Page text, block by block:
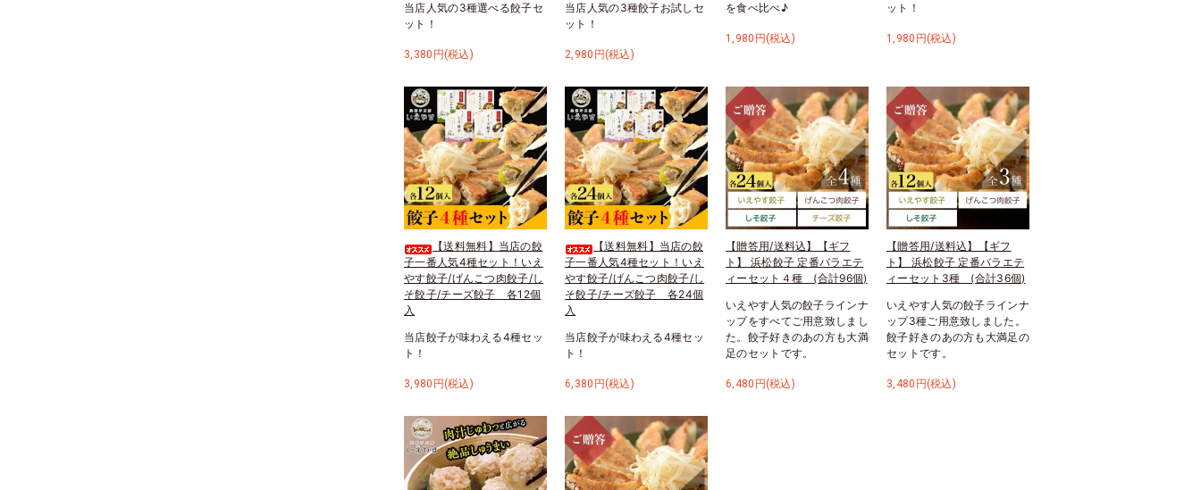
当店人気の3種選べる餃子セ
ット！
3,380円(税込)
当店人気の3種餃子お試しセ
ット！
2,980円(税込)
を食べ比べ♪
1,980円(税込)
ット！
1,980円(税込)
【送料無料】当店の餃
子一番人気4種セット！いえ
やす餃子/げんこつ肉餃子/し
そ餃子/チーズ餃子 各12個
入
当店餃子が味わえる4種セッ
ト！
3,980円(税込)
【送料無料】当店の餃
子一番人気4種セット！いえ
やす餃子/げんこつ肉餃子/し
そ餃子/チーズ餃子 各24個
入
当店餃子が味わえる4種セッ
ト！
6,380円(税込)
【贈答用/送料込】【ギフ
ト】 浜松餃子 定番バラエテ
ィーセット４種 (合計96個)
いえやす人気の餃子ラインナ
ップをすべてご用意致しまし
た。餃子好きのあの方も大満
足のセットです。
6,480円(税込)
【贈答用/送料込】【ギフ
ト】 浜松餃子 定番バラエテ
ィーセット3種 (合計36個)
いえやす人気の餃子ラインナ
ップ3種ご用意致しました。
餃子好きのあの方も大満足の
セットです。
3,480円(税込)